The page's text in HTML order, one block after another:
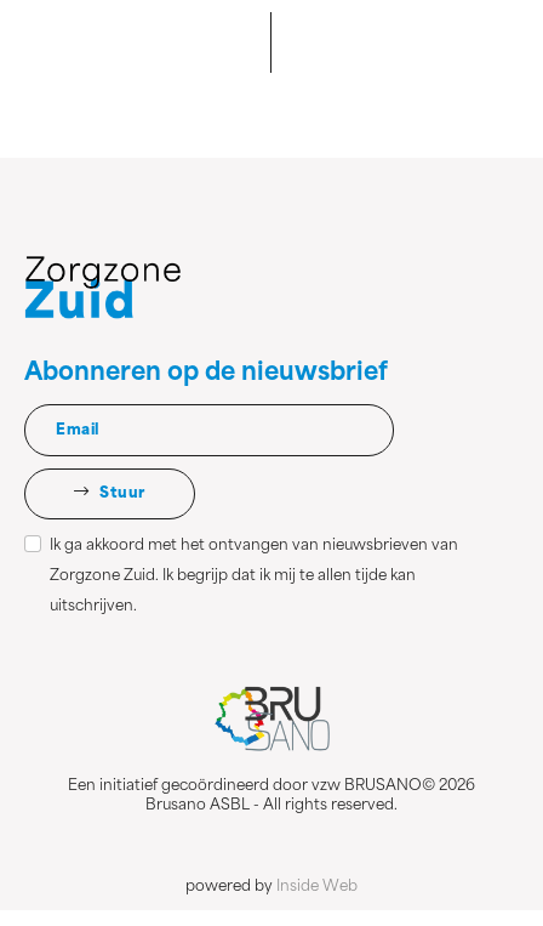
Abonneren op de nieuwsbrief
Stuur
Ik ga akkoord met het ontvangen van nieuwsbrieven van
Zorgzone Zuid. Ik begrijp dat ik mij te allen tijde kan
uitschrijven.
Een initiatief gecoördineerd door vzw BRUSANO© 2026
Brusano ASBL - All rights reserved.
powered by Inside Web